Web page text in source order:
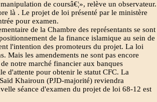
de coursâ€¦», relève un observateur.
là . Le projet de loi présenté par le ministère
pour examen.
de la Chambre des représentants se sont
de la finance islamique au sein de
l'intention des promoteurs du projet. La loi
Mais les amendements ne sont pas encore
notre marché financier aux banques
d'attente pour obtenir le statut CFC. La
Khairoun (PJD-majorité) reviendra
séance d'examen du projet de loi 68-12 est